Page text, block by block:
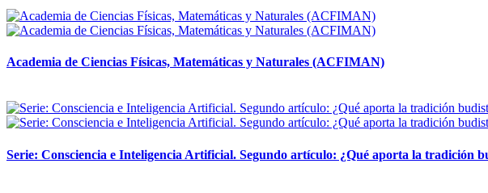
Academia de Ciencias Físicas, Matemáticas y Naturales (ACFIMAN)
Serie: Consciencia e Inteligencia Artificial. Segundo artículo: ¿Qué aporta la tradición